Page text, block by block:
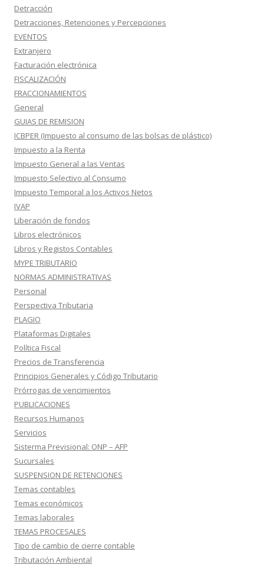
Detracción
Detracciones, Retenciones y Percepciones
EVENTOS
Extranjero
Facturación electrónica
FISCALIZACIÓN
FRACCIONAMIENTOS
General
GUIAS DE REMISION
ICBPER (Impuesto al consumo de las bolsas de plástico)
Impuesto a la Renta
Impuesto General a las Ventas
Impuesto Selectivo al Consumo
Impuesto Temporal a los Activos Netos
IVAP
Liberación de fondos
Libros electrónicos
Libros y Registos Contables
MYPE TRIBUTARIO
NORMAS ADMINISTRATIVAS
Personal
Perspectiva Tributaria
PLAGIO
Plataformas Digitales
Política Fiscal
Precios de Transferencia
Principios Generales y Código Tributario
Prórrogas de vencimientos
PUBLICACIONES
Recursos Humanos
Servicios
Sisterma Previsional: ONP – AFP
Sucursales
SUSPENSION DE RETENCIONES
Temas contables
Temas económicos
Temas laborales
TEMAS PROCESALES
Tipo de cambio de cierre contable
Tributación Ambiental